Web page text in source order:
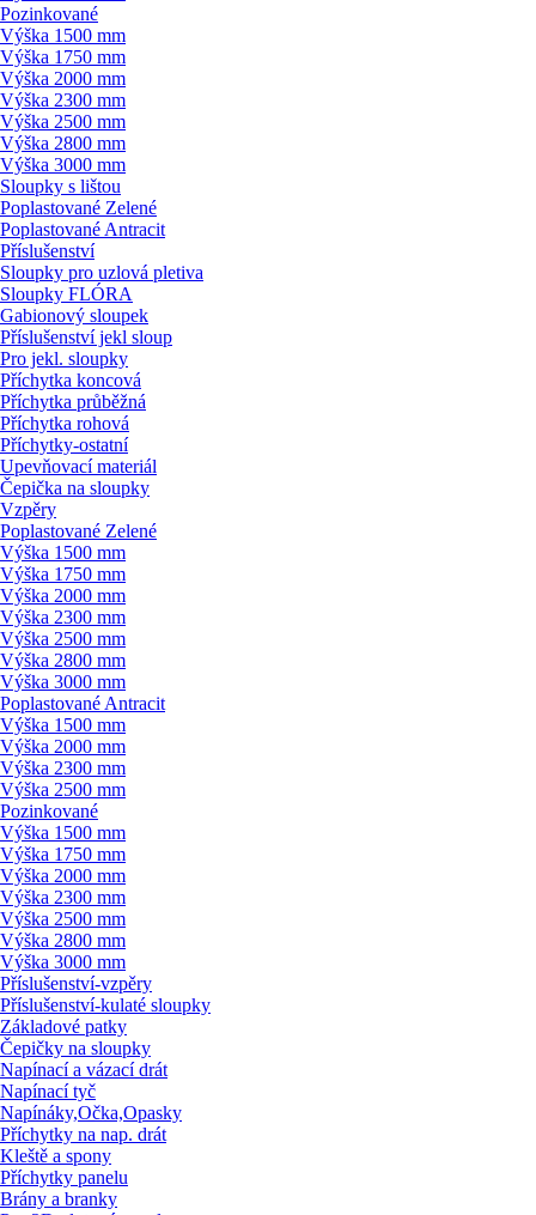
Pozinkované
Výška 1500 mm
Výška 1750 mm
Výška 2000 mm
Výška 2300 mm
Výška 2500 mm
Výška 2800 mm
Výška 3000 mm
Sloupky s lištou
Poplastované Zelené
Poplastované Antracit
Příslušenství
Sloupky pro uzlová pletiva
Sloupky FLÓRA
Gabionový sloupek
Příslušenství jekl sloup
Pro jekl. sloupky
Příchytka koncová
Příchytka průběžná
Příchytka rohová
Příchytky-ostatní
Upevňovací materiál
Čepička na sloupky
Vzpěry
Poplastované Zelené
Výška 1500 mm
Výška 1750 mm
Výška 2000 mm
Výška 2300 mm
Výška 2500 mm
Výška 2800 mm
Výška 3000 mm
Poplastované Antracit
Výška 1500 mm
Výška 2000 mm
Výška 2300 mm
Výška 2500 mm
Pozinkované
Výška 1500 mm
Výška 1750 mm
Výška 2000 mm
Výška 2300 mm
Výška 2500 mm
Výška 2800 mm
Výška 3000 mm
Příslušenství-vzpěry
Příslušenství-kulaté sloupky
Základové patky
Čepičky na sloupky
Napínací a vázací drát
Napínací tyč
Napínáky,Očka,Opasky
Příchytky na nap. drát
Kleště a spony
Příchytky panelu
Brány a branky